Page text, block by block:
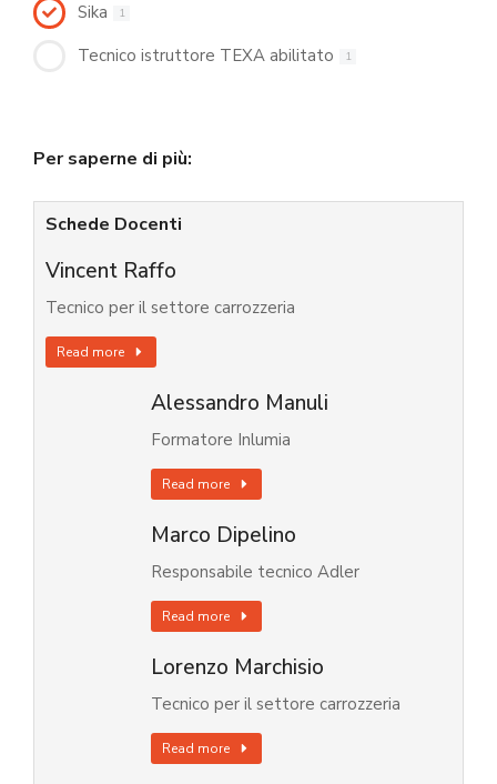
Sika 1
Tecnico istruttore TEXA abilitato 1
Per saperne di più:
Schede Docenti
Vincent Raffo
Tecnico per il settore carrozzeria
Read more
Alessandro Manuli
Formatore Inlumia
Read more
Marco Dipelino
Responsabile tecnico Adler
Read more
Lorenzo Marchisio
Tecnico per il settore carrozzeria
Read more